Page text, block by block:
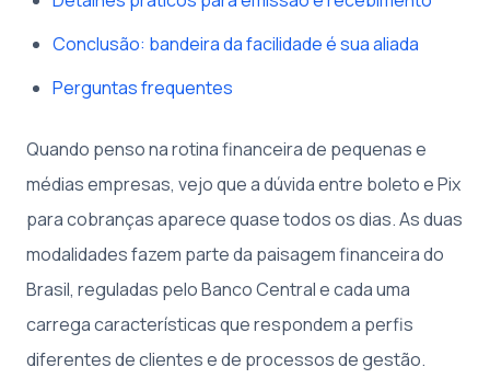
Conclusão: bandeira da facilidade é sua aliada
Perguntas frequentes
Quando penso na rotina financeira de pequenas e
médias empresas, vejo que a dúvida entre boleto e Pix
para cobranças aparece quase todos os dias. As duas
modalidades fazem parte da paisagem financeira do
Brasil, reguladas pelo Banco Central e cada uma
carrega características que respondem a perfis
diferentes de clientes e de processos de gestão.